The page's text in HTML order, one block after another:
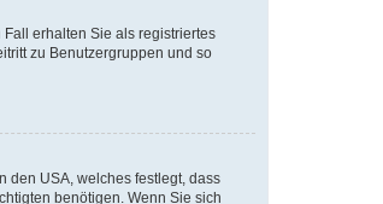
erhalten Sie als registriertes
zu Benutzergruppen und so
den USA, welches festlegt, dass
benötigen. Wenn Sie sich